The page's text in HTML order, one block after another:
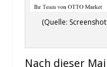
(Quelle:
Nach dieser